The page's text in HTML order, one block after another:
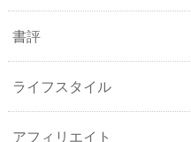
書評
ライフスタイル
アフィリエイト